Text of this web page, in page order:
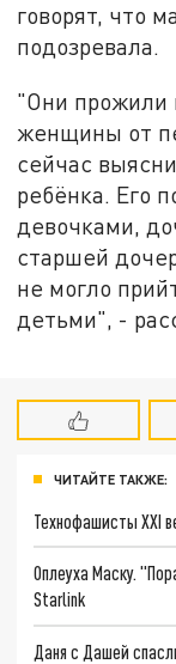
говорят, что
подозревала.
"Они прожили
женщины от
сейчас
ребёнка. Его
девочками,
старшей
не могло
детьми", -
ЧИТАЙТЕ ТАКЖЕ:
Технофашисты XXI
Оплеуха Маску.
Starlink
Даня с Дашей